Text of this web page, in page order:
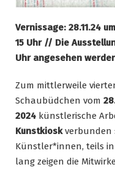
Vernissage: 28.11.24
15 Uhr // Die
Uhr angesehen
Zum mittlerweile
Schaubüdchen vom
2024 künstlerische
Kunstkioskverbunden
Künstler*innen, teils in
lang zeigen die